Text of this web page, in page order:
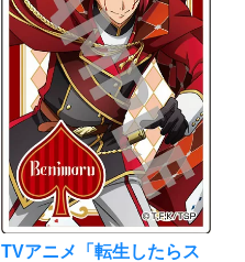
TVアニメ「転生したらス